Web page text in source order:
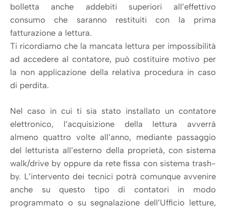
bolletta anche addebiti superiori all’effettivo
consumo che saranno restituiti con la prima
fatturazione a lettura.
Ti ricordiamo che la mancata lettura per impossibilità
ad accedere al contatore, può costituire motivo per
la non applicazione della relativa procedura in caso
di perdita.
Nel caso in cui ti sia stato installato un contatore
elettronico, l’acquisizione della lettura avverrà
almeno quattro volte all’anno, mediante passaggio
del letturista all’esterno della proprietà, con sistema
walk/drive by oppure da rete fissa con sistema trash-
by. L’intervento dei tecnici potrà comunque avvenire
anche su questo tipo di contatori in modo
programmato o su segnalazione dell’Ufficio letture,